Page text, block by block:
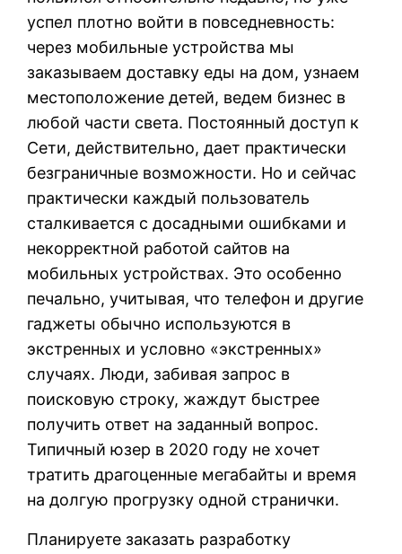
успел плотно войти в повседневность:
через мобильные устройства мы
заказываем доставку еды на дом, узнаем
местоположение детей, ведем бизнес в
любой части света. Постоянный доступ к
Сети, действительно, дает практически
безграничные возможности. Но и сейчас
практически каждый пользователь
сталкивается с досадными ошибками и
некорректной работой сайтов на
мобильных устройствах. Это особенно
печально, учитывая, что телефон и другие
гаджеты обычно используются в
экстренных и условно «экстренных»
случаях. Люди, забивая запрос в
поисковую строку, жаждут быстрее
получить ответ на заданный вопрос.
Типичный юзер в 2020 году не хочет
тратить драгоценные мегабайты и время
на долгую прогрузку одной странички.
Планируете заказать разработку